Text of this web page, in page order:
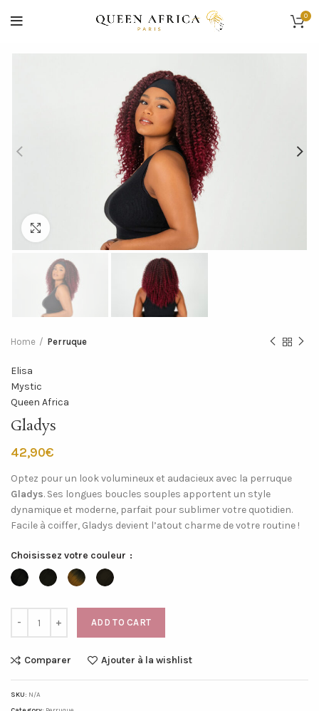
0
Cliquez pour agrandir
Home Perruque
Elisa
Mystic
Queen Africa
Gladys
€
Optez pour un look volumineux et audacieux avec la perruque
Gladys. Ses longues boucles souples apportent un style
dynamique et moderne, parfait pour sublimer votre quotidien.
Facile à coiffer, Gladys devient l’atout charme de votre routine !
Choisissez votre couleur
ADD TO CART
Comparer Ajouter à la wishlist